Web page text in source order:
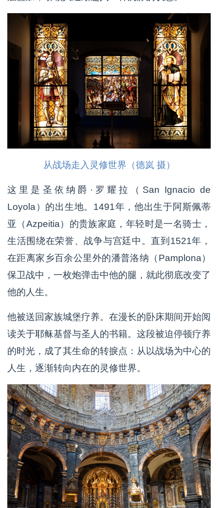
从战场走入灵修世界（德岚 摄）
这里是圣依纳爵·罗耀拉（San Ignacio de
Loyola）的出生地。1491年，他出生于阿斯佩蒂
亚（Azpeitia）的贵族家庭，年轻时是一名骑士，
生活围绕在荣誉、战争与宫廷中。直到1521年，
在距离家乡百余公里外的潘普洛纳（Pamplona）
保卫战中，一枚炮弹击中他的腿，就此彻底改变了
他的人生。
他被送回家族城堡疗养。在漫长的卧床期间开始阅
读关于耶稣基督与圣人的书籍。这段被迫停顿疗养
的时光，成了其生命的转捩点：从以战场为中心的
人生，逐渐转向内在的灵修世界。